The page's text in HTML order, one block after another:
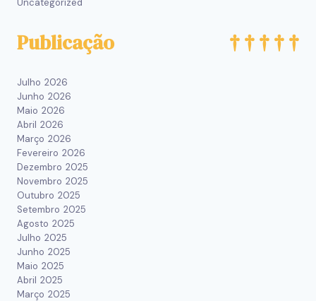
Publicação
Julho 2026
Junho 2026
Maio 2026
Abril 2026
Março 2026
Fevereiro 2026
Dezembro 2025
Novembro 2025
Outubro 2025
Setembro 2025
Agosto 2025
Julho 2025
Junho 2025
Maio 2025
Abril 2025
Março 2025